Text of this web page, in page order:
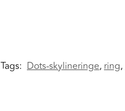
Tags: Dots-skylineringe, ring,